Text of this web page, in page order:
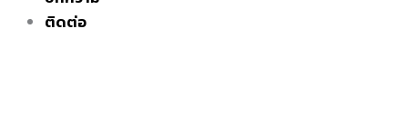
ติดต่อ